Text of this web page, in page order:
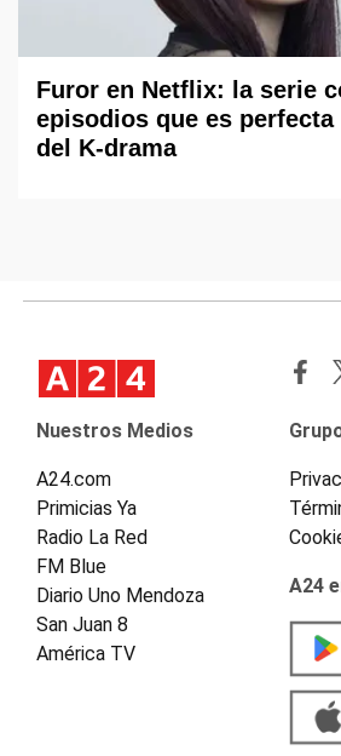
Furor en Netflix: la serie
episodios que es
del K-drama
Nuestros Medios
A24.com
Primicias Ya
Radio La Red
FM Blue
Diario Uno Mendoza
San Juan 8
América TV
A24